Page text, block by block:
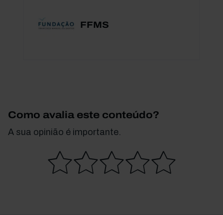
FFMS
Como avalia este conteúdo?
A sua opinião é importante.